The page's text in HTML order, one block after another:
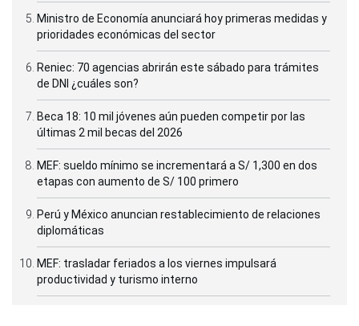
Ministro de Economía anunciará hoy primeras medidas y
prioridades económicas del sector
Reniec: 70 agencias abrirán este sábado para trámites
de DNI ¿cuáles son?
Beca 18: 10 mil jóvenes aún pueden competir por las
últimas 2 mil becas del 2026
MEF: sueldo mínimo se incrementará a S/ 1,300 en dos
etapas con aumento de S/ 100 primero
Perú y México anuncian restablecimiento de relaciones
diplomáticas
MEF: trasladar feriados a los viernes impulsará
productividad y turismo interno